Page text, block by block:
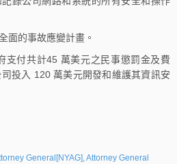
面的事故應變計畫。
支付共計45 萬美元之民事懲罰金及費
投入 120 萬美元開發和維護其資訊安
General[NYAG], Attorney General